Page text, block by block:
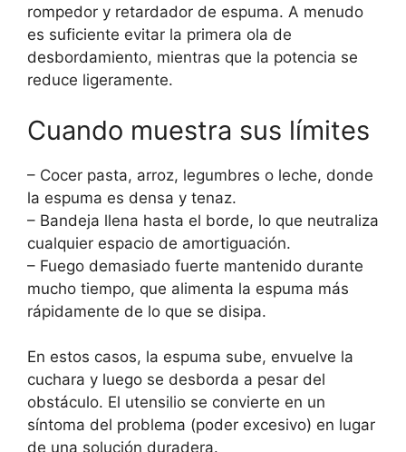
rompedor y retardador de espuma. A menudo
es suficiente evitar la primera ola de
desbordamiento, mientras que la potencia se
reduce ligeramente.
Cuando muestra sus límites
– Cocer pasta, arroz, legumbres o leche, donde
la espuma es densa y tenaz.
– Bandeja llena hasta el borde, lo que neutraliza
cualquier espacio de amortiguación.
– Fuego demasiado fuerte mantenido durante
mucho tiempo, que alimenta la espuma más
rápidamente de lo que se disipa.
En estos casos, la espuma sube, envuelve la
cuchara y luego se desborda a pesar del
obstáculo. El utensilio se convierte en un
síntoma del problema (poder excesivo) en lugar
de una solución duradera.